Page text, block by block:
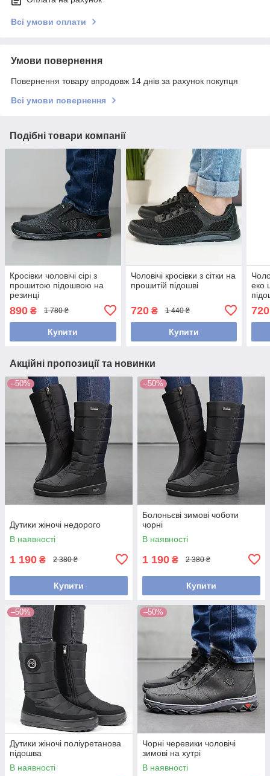
Всі умови оплати
Умови повернення
Повернення товару впродовж 14 днів за рахунок покупця
Всі умови повернення
Подібні товари компанії
Кросівки чоловічі сірі з
прошитою підошвою на
резинці
890 ₴ 1 780 ₴
Купити
Чоловічі кросівки з сітки на
прошитій підошві
720₴ 1 440 ₴
Купити
еко
720
Акційні пропозиції та новинки
–50%
Дутики жіночі недорого
В наявності
1 190 ₴ 2 380 ₴
Купити
–50%
Болоньєві зимові чоботи
чорні
В наявності
1 190 ₴ 2 380 ₴
Купити
–50%
Дутики жіночі поліуретанова
підошва
В наявності
–50%
Чорні черевики чоловічі
зимові на хутрі
В наявності